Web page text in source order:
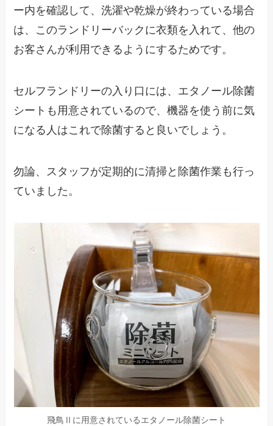
ー内を確認して、洗濯や乾燥が終わっている場合
は、このランドリーバックに衣類を入れて、他の
お客さんが利用できるようにするためです。
セルフランドリーの入り口には、エタノール除菌
シートも用意されているので、機器を使う前に気
になる人はこれで除菌すると良いでしょう。
勿論、スタッフが定期的に清掃と除菌作業も行っ
ていました。
飛鳥Ⅱに用意されているエタノール除菌シート